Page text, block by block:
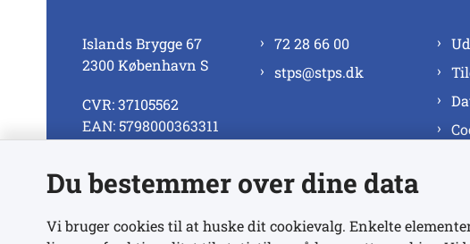
Islands Brygge 67
2300 København S
CVR: 37105562
EAN: 5798000363311
72 28 66 00
stps@stps.dk
Se alle kontaktnumre
Du bestemmer over dine data
Vi bruger cookies til at huske dit cookievalg. Enkelte